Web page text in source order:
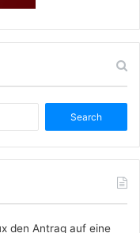
for:
den Antrag auf eine